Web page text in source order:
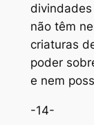
não têm
criaturas
poder
e nem
-14-